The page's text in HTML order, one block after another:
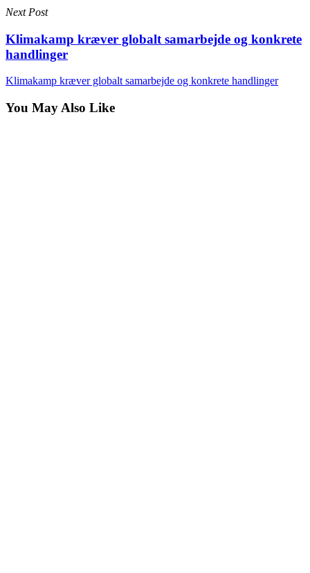
Next Post
Klimakamp kræver globalt samarbejde og konkrete
handlinger
Klimakamp kræver globalt samarbejde og konkrete handlinger
You May Also Like